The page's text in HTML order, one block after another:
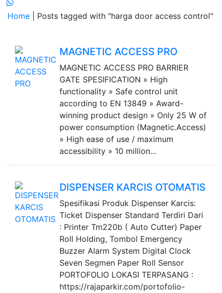
Home | Posts tagged with "harga door access control"
MAGNETIC ACCESS PRO
MAGNETIC ACCESS PRO BARRIER
GATE SPESIFICATION » High
functionality » Safe control unit
according to EN 13849 » Award-
winning product design » Only 25 W of
power consumption (Magnetic.Access)
» High ease of use / maximum
accessibility » 10 million...
DISPENSER KARCIS OTOMATIS
Spesifikasi Produk Dispenser Karcis:
Ticket Dispenser Standard Terdiri Dari
: Printer Tm220b ( Auto Cutter) Paper
Roll Holding, Tombol Emergency
Buzzer Alarm System Digital Clock
Seven Segmen Paper Roll Sensor
PORTOFOLIO LOKASI TERPASANG :
https://rajaparkir.com/portofolio-